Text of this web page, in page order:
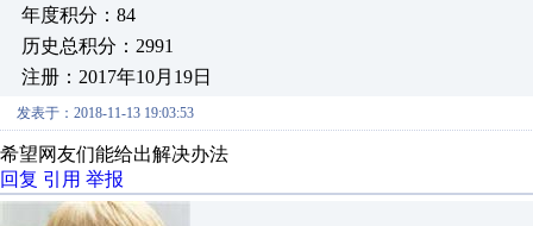
年度积分：84
历史总积分：2991
注册：2017年10月19日
发表于：2018-11-13 19:03:53
希望网友们能给出解决办法
回复 引用 举报